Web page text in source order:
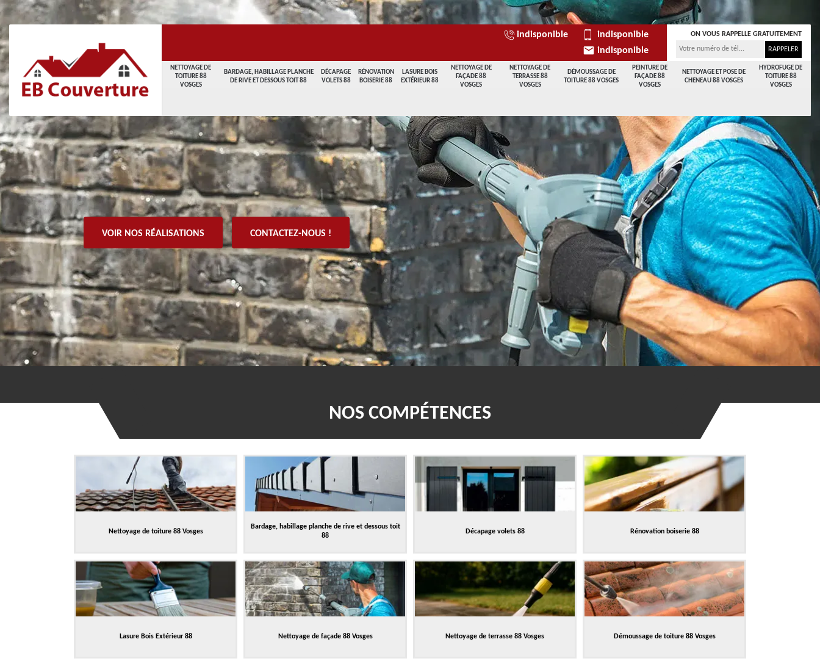
NETTOYAGE DE
TOITURE 88
VOSGES
BARDAGE, HABILLAGE PLANCHE
DE RIVE ET DESSOUS TOIT 88
DÉCAPAGE
VOLETS 88
RÉNOVATION
BOISERIE 88
LASURE BOIS
EXTÉRIEUR 88
NETTOYAGE DE
FAÇADE 88
VOSGES
NETTOYAGE DE
TERRASSE 88
VOSGES
DÉMOUSSAGE DE
TOITURE 88 VOSGES
PEINTURE DE
FAÇADE 88
VOSGES
NETTOYAGE ET POSE DE
CHENEAU 88 VOSGES
HYDROFUGE DE
TOITURE 88
VOSGES
indisponible
indisponible
indisponible
ON VOUS RAPPELLE GRATUITEMENT
VOIR NOS RÉALISATIONS CONTACTEZ-NOUS !
NOS COMPÉTENCES
Nettoyage de toiture 88 Vosges
Bardage, habillage planche de rive et dessous toit
88
Décapage volets 88 Rénovation boiserie 88
Lasure Bois Extérieur 88 Nettoyage de façade 88 Vosges Nettoyage de terrasse 88 Vosges Démoussage de toiture 88 Vosges